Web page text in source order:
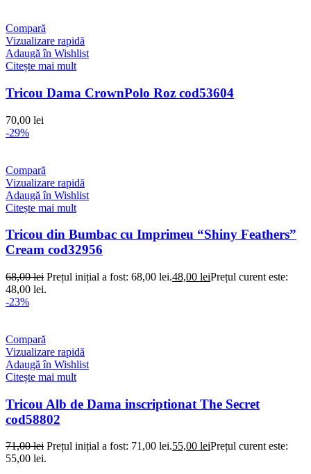
Compară
Vizualizare rapidă
Adaugă în Wishlist
Citește mai mult
Tricou Dama CrownPolo Roz cod53604
70,00 lei
-29%
Compară
Vizualizare rapidă
Adaugă în Wishlist
Citește mai mult
Tricou din Bumbac cu Imprimeu “Shiny Feathers”
Cream cod32956
68,00lei Prețul inițial a fost: 68,00 lei.48,00 leiPrețul curent este:
48,00 lei.
-23%
Compară
Vizualizare rapidă
Adaugă în Wishlist
Citește mai mult
Tricou Alb de Dama inscriptionat The Secret
cod58802
71,00lei Prețul inițial a fost: 71,00 lei.55,00 leiPrețul curent este:
55,00 lei.